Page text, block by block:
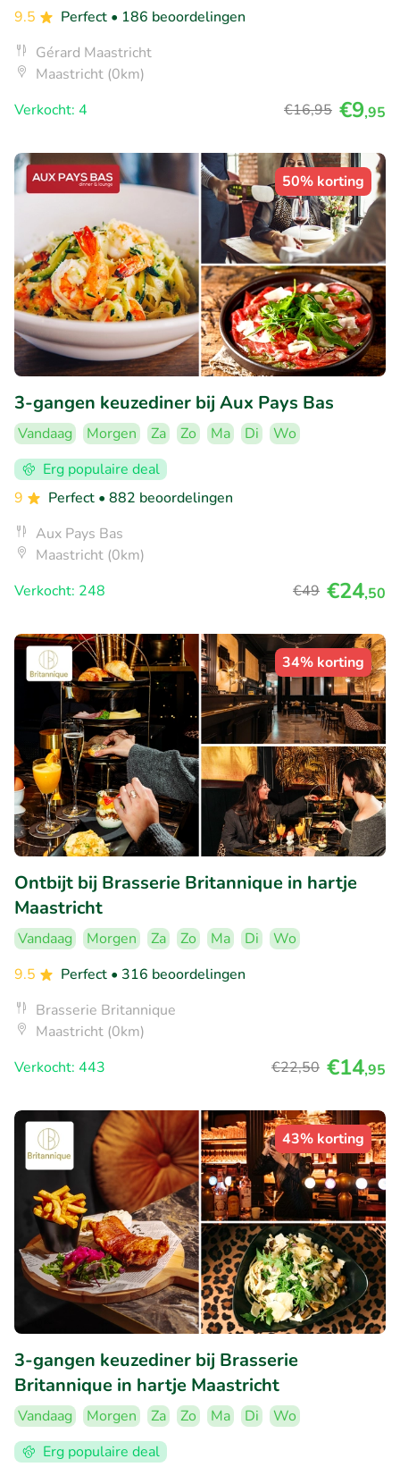
9.5 Perfect • 186 beoordelingen
Gérard Maastricht
Maastricht (0km)
Verkocht: 4
€16,95 €9,95
50% korting
3-gangen keuzediner bij Aux Pays Bas
Vandaag Morgen Za Zo Ma Di
Wo
Erg populaire deal
9
Perfect • 882 beoordelingen
Aux Pays Bas
Maastricht (0km)
Verkocht: 248
€49 €24,50
34% korting
Ontbijt bij Brasserie Britannique in hartje
Maastricht
Vandaag Morgen Za Zo Ma Di
Wo
9.5
Perfect • 316 beoordelingen
Brasserie Britannique
Maastricht (0km)
Verkocht: 443
€22,50 €14,95
43% korting
3-gangen keuzediner bij Brasserie
Britannique in hartje Maastricht
Vandaag Morgen Za Zo Ma Di
Wo
Erg populaire deal